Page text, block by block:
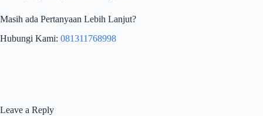
Masih ada Pertanyaan Lebih Lanjut?
Hubungi Kami: 081311768998
Leave a Reply